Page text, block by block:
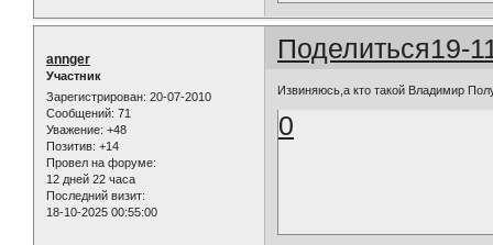
Поделиться19-
annger
Участник
Зарегистрирован: 20-07-2010
Сообщений: 71
Уважение: +48
Позитив: +14
Провел на форуме:
12 дней 22 часа
Последний визит:
18-10-2025 00:55:00
Извиняюсь,а кто такой Владимир
0